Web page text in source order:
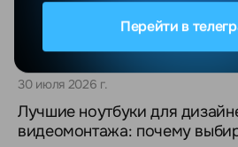
складной iPhone покажут уже в
известно на сегодня, — и главное,
делать белорусскому покупателю.
30 июля 2026 г.
Лучшие ноутбуки для
видеомонтажа: почему
Перейти в